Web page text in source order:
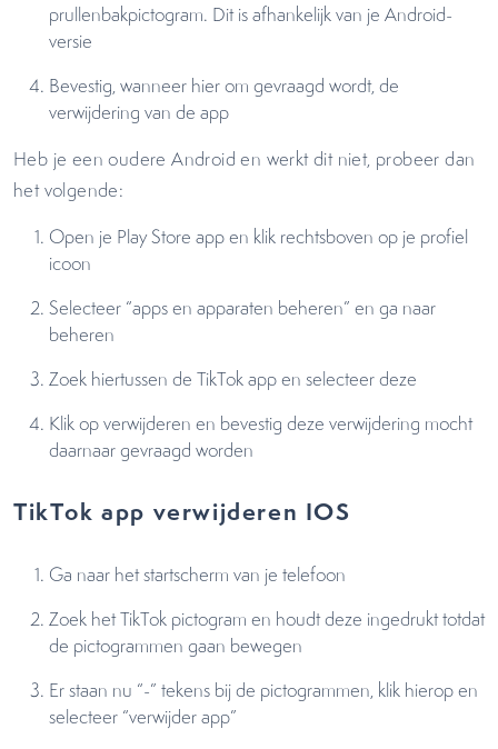
prullenbakpictogram. Dit is afhankelijk van je Android-
versie
Bevestig, wanneer hier om gevraagd wordt, de
verwijdering van de app
Heb je een oudere Android en werkt dit niet, probeer dan
het volgende:
Open je Play Store app en klik rechtsboven op je profiel
icoon
Selecteer “apps en apparaten beheren” en ga naar
beheren
Zoek hiertussen de TikTok app en selecteer deze
Klik op verwijderen en bevestig deze verwijdering mocht
daarnaar gevraagd worden
TikTok app verwijderen IOS
Ga naar het startscherm van je telefoon
Zoek het TikTok pictogram en houdt deze ingedrukt totdat
de pictogrammen gaan bewegen
Er staan nu “-” tekens bij de pictogrammen, klik hierop en
selecteer “verwijder app”